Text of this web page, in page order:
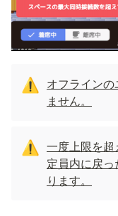
⚠️ オフライン
ません。
⚠️ 一度上限を
定員内に戻
ります。